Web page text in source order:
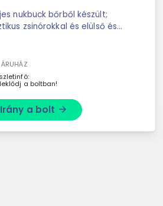
nukbuck bőrből készült;
zsinórokkal és elülső és
a boltban!
Irány a bolt arrow_forward